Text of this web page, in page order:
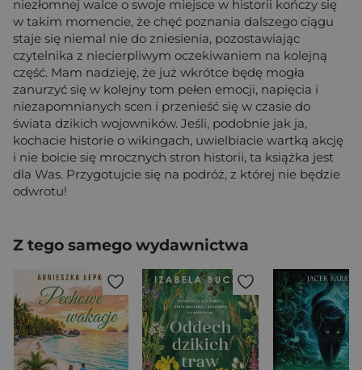
niezłomnej walce o swoje miejsce w historii kończy się
w takim momencie, że chęć poznania dalszego ciągu
staje się niemal nie do zniesienia, pozostawiając
czytelnika z niecierpliwym oczekiwaniem na kolejną
część. Mam nadzieję, że już wkrótce będę mogła
zanurzyć się w kolejny tom pełen emocji, napięcia i
niezapomnianych scen i przenieść się w czasie do
świata dzikich wojowników. Jeśli, podobnie jak ja,
kochacie historie o wikingach, uwielbiacie wartką akcję
i nie boicie się mrocznych stron historii, ta książka jest
dla Was. Przygotujcie się na podróż, z której nie będzie
odwrotu!
Z tego samego wydawnictwa